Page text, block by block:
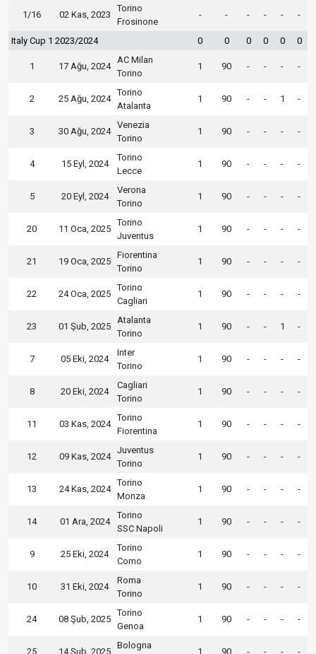
1/16 02 Kas, 2023
Torino
Frosinone
- - - - - -
Italy Cup 1 2023/2024 0 0 0 0 0 0
1 17 Ağu, 2024
AC Milan
Torino
1 90 - - - -
2 25 Ağu, 2024
Torino
Atalanta
1 90 - - 1 -
3 30 Ağu, 2024
Venezia
Torino
1 90 - - - -
4 15 Eyl, 2024
Torino
Lecce
1 90 - - - -
5 20 Eyl, 2024
Verona
Torino
1 90 - - - -
20 11 Oca, 2025
Torino
Juventus
1 90 - - - -
21 19 Oca, 2025
Fiorentina
Torino
1 90 - - - -
22 24 Oca, 2025
Torino
Cagliari
1 90 - - - -
23 01 Şub, 2025
Atalanta
Torino
1 90 - - 1 -
7 05 Eki, 2024
Inter
Torino
1 90 - - - -
8 20 Eki, 2024
Cagliari
Torino
1 90 - - - -
11 03 Kas, 2024
Torino
Fiorentina
1 90 - - - -
12 09 Kas, 2024
Juventus
Torino
1 90 - - - -
13 24 Kas, 2024
Torino
Monza
1 90 - - - -
14 01 Ara, 2024
Torino
SSC Napoli
1 90 - - - -
9 25 Eki, 2024
Torino
Como
1 90 - - - -
10 31 Eki, 2024
Roma
Torino
1 90 - - - -
24 08 Şub, 2025
Torino
Genoa
1 90 - - - -
25 14 Şub, 2025
Bologna
1 90 - - - -